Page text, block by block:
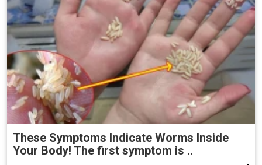
These Symptoms Indicate Worms Inside
Your Body! The first symptom is ..